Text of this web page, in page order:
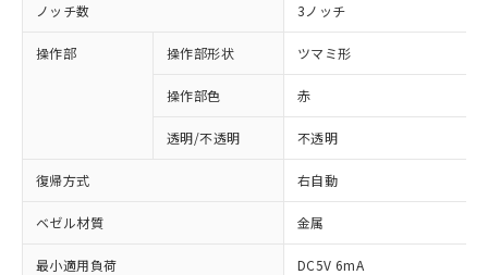
ノッチ数 3ノッチ
操作部 操作部形状 ツマミ形
操作部色 赤
透明/不透明 不透明
復帰方式 右自動
ベゼル材質 金属
最小適用負荷 DC5V 6mA